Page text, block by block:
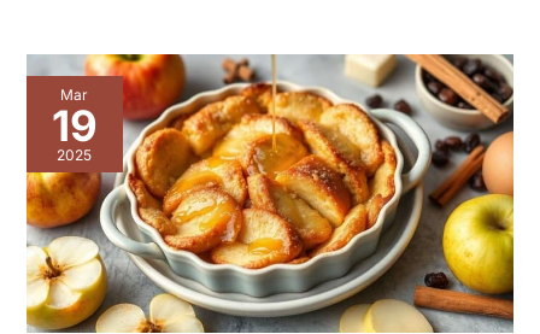
Mar
19
2025
Douceur
sucrée
pommes
au
four,
miel
et
cannelle